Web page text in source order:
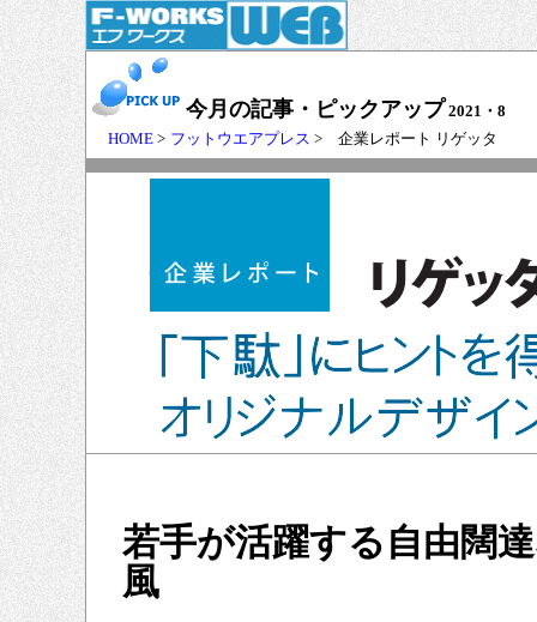
今月の記事・ピックアップ 2021・8
HOME > フットウエアプレス > 企業レポート リゲッタ
若手が活躍する自由闊
風